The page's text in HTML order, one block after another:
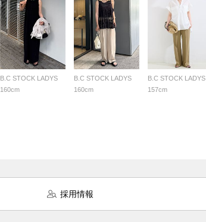
B.C STOCK LADYS
160cm
B.C STOCK LADYS
160cm
B.C STOCK LADYS
157cm
採用情報